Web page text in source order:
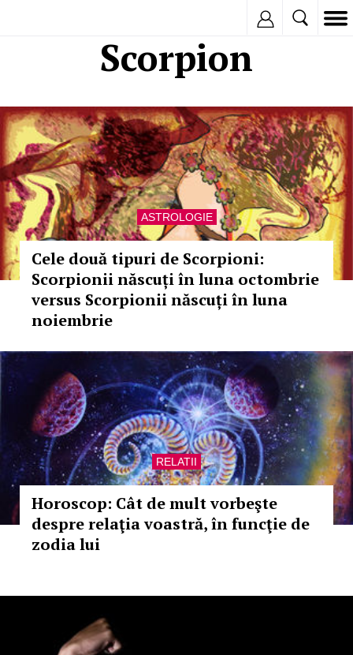
Scorpion
ASTROLOGIE
Cele două tipuri de Scorpioni:
Scorpionii născuți în luna octombrie
versus Scorpionii născuți în luna
noiembrie
RELATII
Horoscop: Cât de mult vorbeşte
despre relaţia voastră, în funcţie de
zodia lui